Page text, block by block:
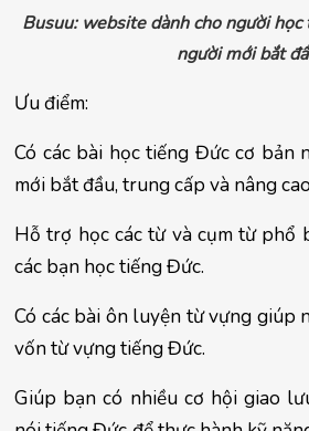
Busuu: website dành cho người
người mới bắt
Ưu điểm:
Có các bài học tiếng Đức cơ bản
mới bắt đầu, trung cấp và nâng
Hỗ trợ học các từ và cụm từ phổ
các bạn học tiếng Đức.
Có các bài ôn luyện từ vựng giúp
vốn từ vựng tiếng Đức.
Giúp bạn có nhiều cơ hội giao